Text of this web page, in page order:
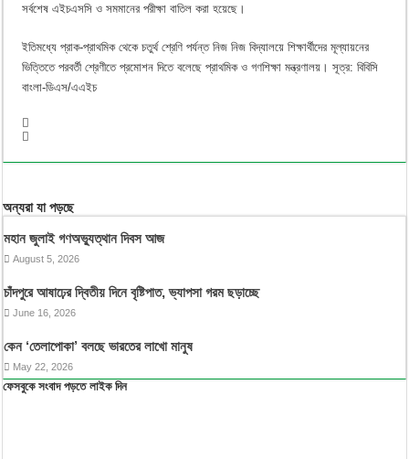
সর্বশেষ এইচএসসি ও সমমানের পরীক্ষা বাতিল করা হয়েছে।
ইতিমধ্যে প্রাক-প্রাথমিক থেকে চতুর্থ শ্রেণি পর্যন্ত নিজ নিজ বিদ্যালয়ে শিক্ষার্থীদের মূল্যায়নের
ভিত্তিতে পরবর্তী শ্রেণীতে প্রমোশন দিতে বলেছে প্রাথমিক ও গণশিক্ষা মন্ত্রণালয়। সূত্র: বিবিসি
বাংলা-ডিএস/এএইচ
অন্যরা যা পড়ছে
মহান জুলাই গণঅভ্যুত্থান দিবস আজ
August 5, 2026
চাঁদপুরে আষাঢ়ের দ্বিতীয় দিনে বৃষ্টিপাত, ভ্যাপসা গরম ছড়াচ্ছে
June 16, 2026
কেন ‘তেলাপোকা’ বলছে ভারতের লাখো মানুষ
May 22, 2026
ফেসবুকে সংবাদ পড়তে লাইক দিন